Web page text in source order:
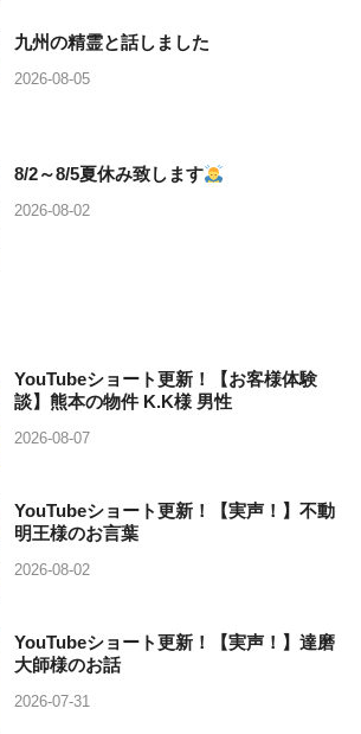
九州の精霊と話しました
2026-08-05
8/2～8/5夏休み致します
2026-08-02
YouTubeショート更新！【お客様体験
談】熊本の物件 K.K様 男性
2026-08-07
YouTubeショート更新！【実声！】不動
明王様のお言葉
2026-08-02
YouTubeショート更新！【実声！】達磨
大師様のお話
2026-07-31